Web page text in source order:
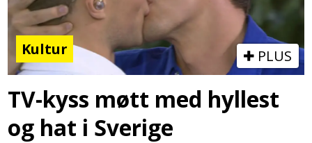
Kultur PLUS
TV-kyss møtt med hyllest
og hat i Sverige